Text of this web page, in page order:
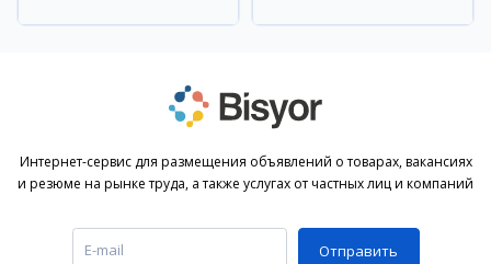
Интернет-сервис для размещения объявлений о товарах, вакансиях
и резюме на рынке труда, а также услугах от частных лиц и компаний
Отправить